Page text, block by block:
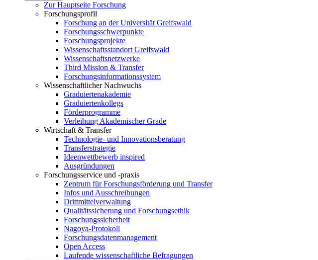
Zur Hauptseite Forschung
Forschungsprofil
Forschung an der Universität Greifswald
Forschungsschwerpunkte
Forschungsprojekte
Wissenschaftsstandort Greifswald
Wissenschaftsnetzwerke
Third Mission & Transfer
Forschungsinformationssystem
Wissenschaftlicher Nachwuchs
Graduiertenakademie
Graduiertenkollegs
Förderprogramme
Verleihung Akademischer Grade
Wirtschaft & Transfer
Technologie- und Innovationsberatung
Transferstrategie
Ideenwettbewerb inspired
Ausgründungen
Forschungsservice und -praxis
Zentrum für Forschungsförderung und Transfer
Infos und Ausschreibungen
Drittmittelverwaltung
Qualitätssicherung und Forschungsethik
Forschungssicherheit
Nagoya-Protokoll
Forschungsdatenmanagement
Open Access
Laufende wissenschaftliche Befragungen